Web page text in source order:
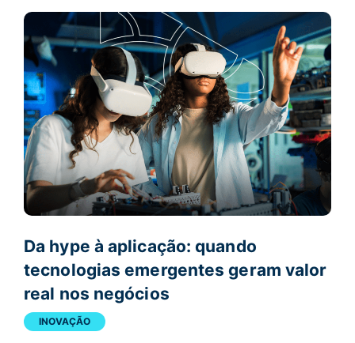
Da hype à aplicação: quando
tecnologias emergentes geram valor
real nos negócios
INOVAÇÃO